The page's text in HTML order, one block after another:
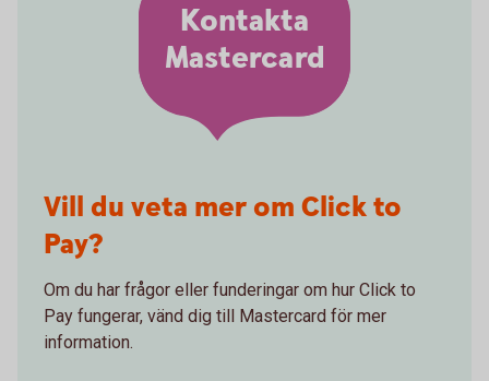
Kontakta
Mastercard
Vill du veta mer om Click to
Pay?
Om du har frågor eller funderingar om hur Click to
Pay fungerar, vänd dig till Mastercard för mer
information.